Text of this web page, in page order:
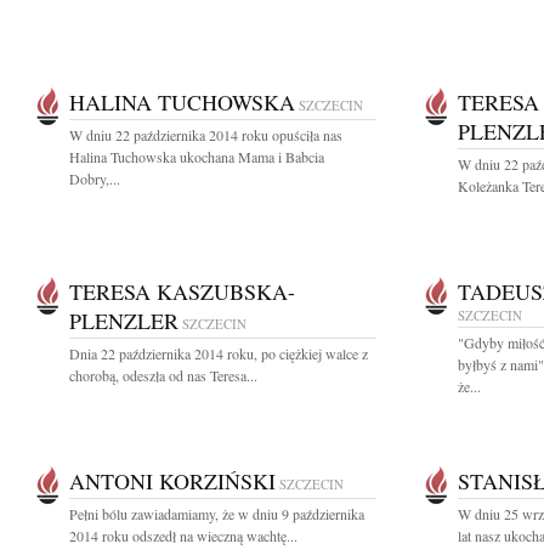
HALINA TUCHOWSKA SZCZECIN
W dniu 22 października 2014 roku opuściła nas
Halina Tuchowska ukochana Mama i Babcia
Dobry,...
W dniu 22
Koleżanka
TERESA KASZUBSKA-
PLENZLER SZCZECIN
Dnia 22 października 2014 roku, po ciężkiej walce z
chorobą, odeszła od nas Teresa...
SZCZECIN
"Gdyby
byłbyś z
że...
ANTONI KORZIŃSKI SZCZECIN
Pełni bólu zawiadamiamy, że w dniu 9 października
2014 roku odszedł na wieczną wachtę...
W dniu 25
lat nasz